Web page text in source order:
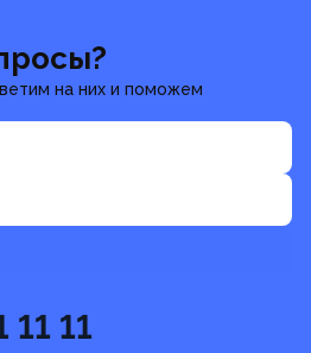
на них и поможем
11 11